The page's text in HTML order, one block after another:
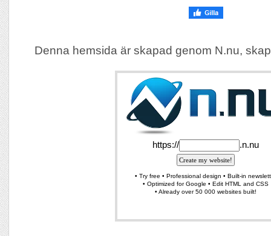
Denna hemsida är skapad genom N.nu,